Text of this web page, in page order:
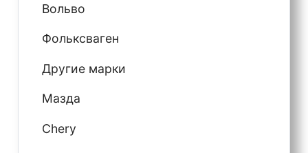
Вольво
Фольксваген
Другие марки
Мазда
Chery